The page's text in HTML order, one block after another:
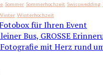
Sommer Sommerhochzeit Swisswedding
Winterhochzeit